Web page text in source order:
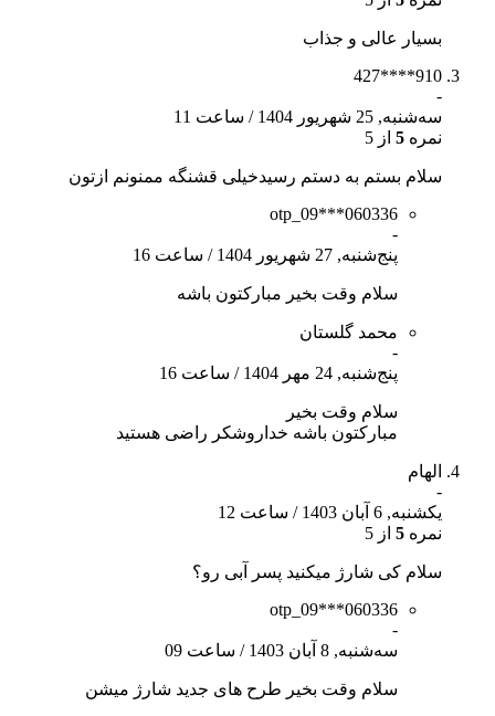
بسیار عالی و جذاب
910****427
-
سه‌شنبه, 25 شهریور 1404
/ ساعت 11
نمره 5 از 5
سلام بستم به دستم رسیدخیلی قشنگه ممنونم ازتون
otp_09***060336
-
پنج‌شنبه, 27 شهریور 1404
/ ساعت 16
سلام وقت بخیر مبارکتون باشه
محمد گلستان
-
پنج‌شنبه, 24 مهر 1404
/ ساعت 16
سلام وقت بخیر
مبارکتون باشه خداروشکر راضی هستید
الهام
-
یکشنبه, 6 آبان 1403
/ ساعت 12
نمره 5 از 5
سلام کی شارژ میکنید پسر آبی رو؟
otp_09***060336
-
سه‌شنبه, 8 آبان 1403
/ ساعت 09
سلام وقت بخیر طرح های جدید شارژ میشن